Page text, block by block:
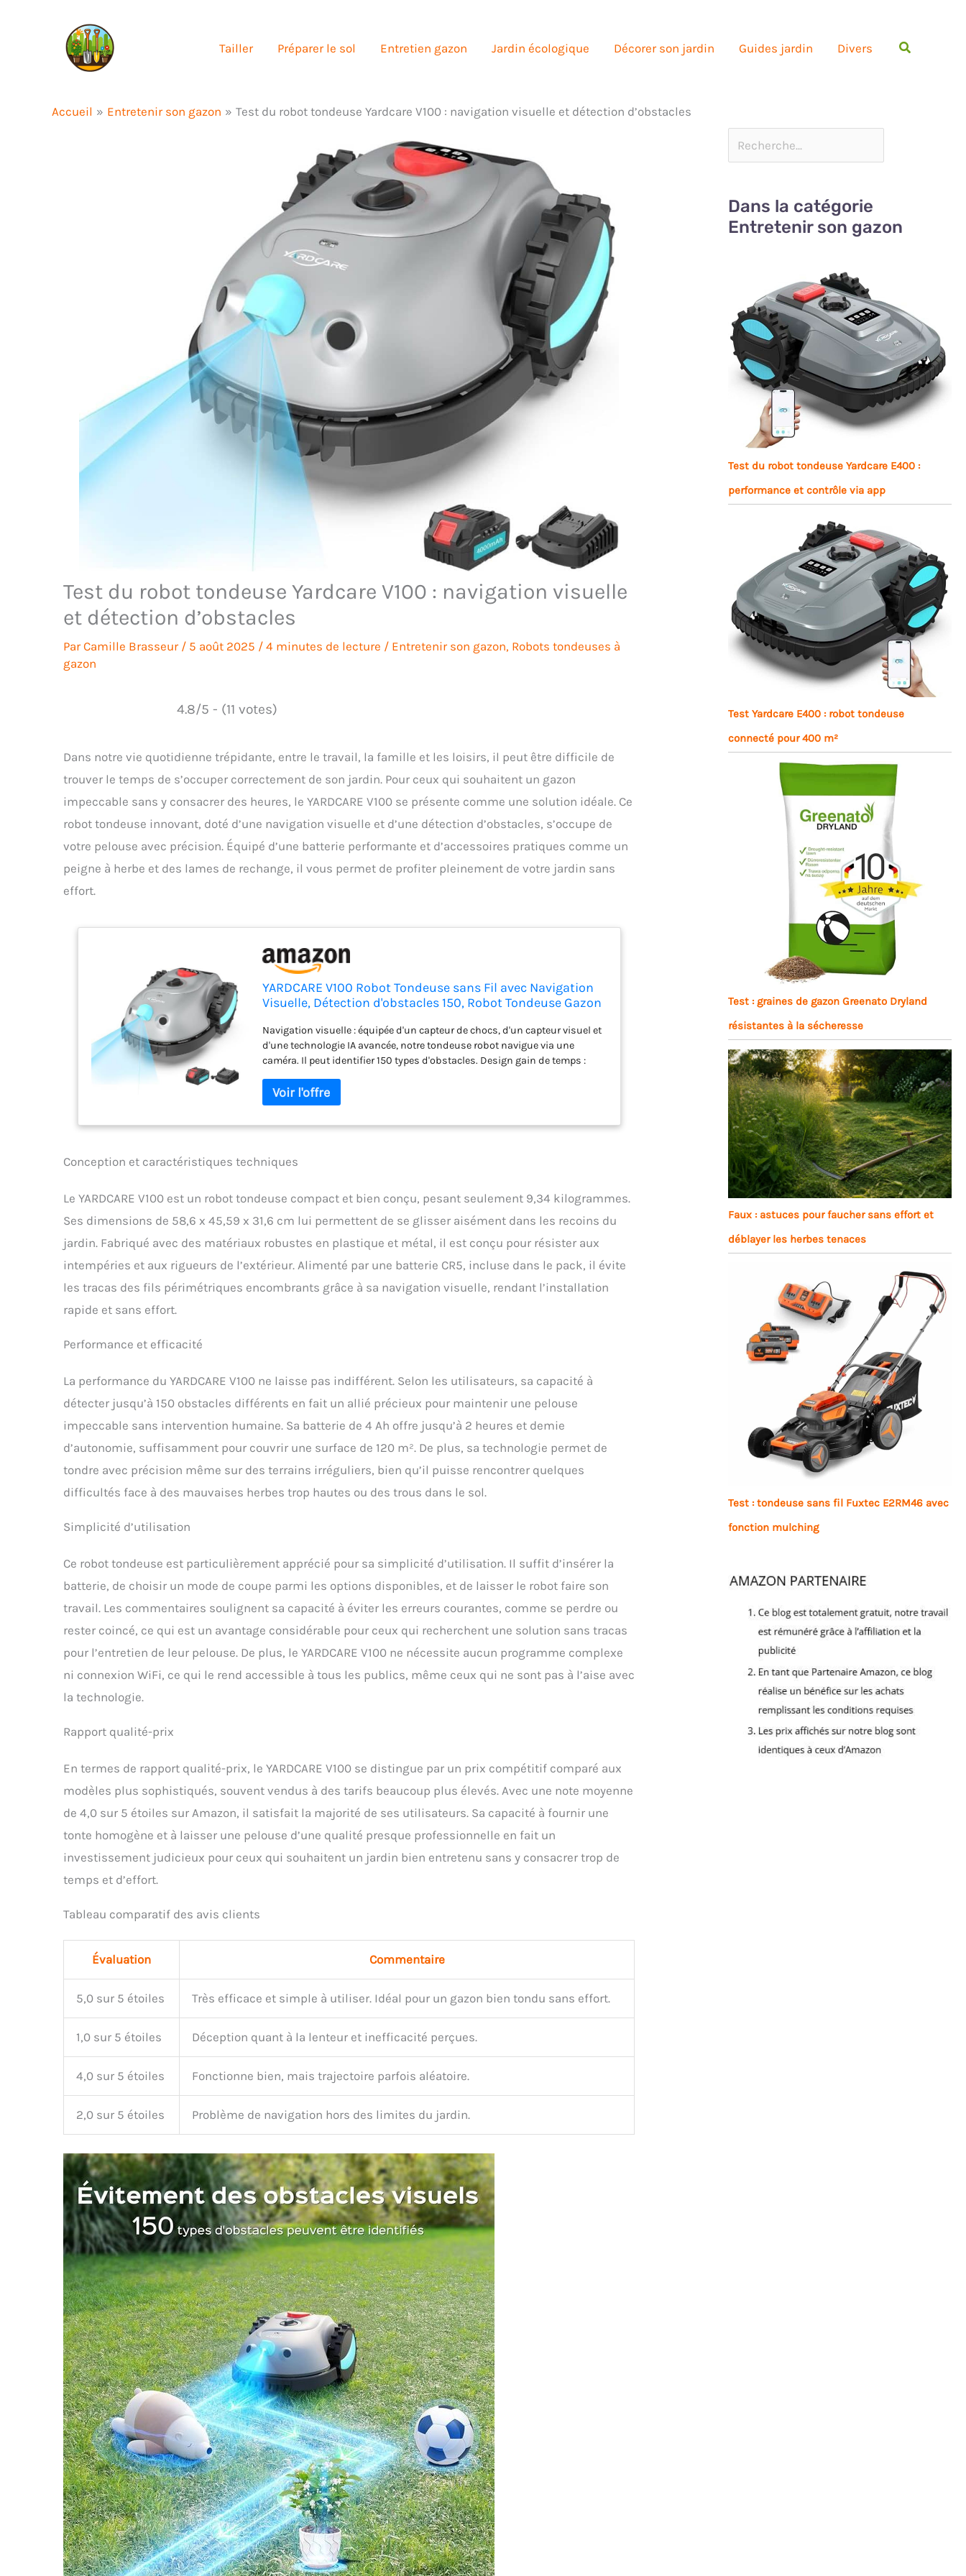
Tailler Préparer le sol Entretien gazon Jardin écologique Décorer son jardin Guides jardin Divers
Accueil Entretenir son gazon Test du robot tondeuse Yardcare V100 : navigation visuelle et détection d’obstacles
Test du robot tondeuse Yardcare V100 : navigation visuelle
et détection d’obstacles
ParCamille Brasseur / 5 août 2025 / 4 minutes de lecture / Entretenir son gazon, Robots tondeuses à
gazon
4.8/5 - (11 votes)
Dans notre vie quotidienne trépidante, entre le travail, la famille et les loisirs, il peut être difficile de
trouver le temps de s’occuper correctement de son jardin. Pour ceux qui souhaitent un gazon
impeccable sans y consacrer des heures, le YARDCARE V100 se présente comme une solution idéale. Ce
robot tondeuse innovant, doté d’une navigation visuelle et d’une détection d’obstacles, s’occupe de
votre pelouse avec précision. Équipé d’une batterie performante et d’accessoires pratiques comme un
peigne à herbe et des lames de rechange, il vous permet de profiter pleinement de votre jardin sans
effort.
YARDCARE V100 Robot Tondeuse sans Fil avec Navigation
Visuelle, Détection d'obstacles 150, Robot Tondeuse Gazon
Navigation visuelle : équipée d'un capteur de chocs, d'un capteur visuel et
d'une technologie IA avancée, notre tondeuse robot navigue via une
caméra. Il peut identifier 150 types d'obstacles. Design gain de temps :
délimitation. Les prises extérieures ne sont pas non plus nécessaires.
Remplacez simplement la batterie à temps (avec batterie de 4 Ah). Disque
Pour des hauteurs d'herbe supérieures à 65 mm, il est recommandé de la
que la tondeuse à gazon est soulevée, le capteur d'inclinaison arrête
vous pouvez rapidement arrêter la tondeuse robot en cas d'urgence.
Moteur sans balais : par rapport aux moteurs à balais, notre tondeuse
de vie plus longue et une durée de vie plus longue.
Conception et caractéristiques techniques
Le YARDCARE V100 est un robot tondeuse compact et bien conçu, pesant seulement 9,34 kilogrammes.
Ses dimensions de 58,6 x 45,59 x 31,6 cm lui permettent de se glisser aisément dans les recoins du
jardin. Fabriqué avec des matériaux robustes en plastique et métal, il est conçu pour résister aux
intempéries et aux rigueurs de l’extérieur. Alimenté par une batterie CR5, incluse dans le pack, il évite
les tracas des fils périmétriques encombrants grâce à sa navigation visuelle, rendant l’installation
rapide et sans effort.
Performance et efficacité
La performance du YARDCARE V100 ne laisse pas indifférent. Selon les utilisateurs, sa capacité à
détecter jusqu’à 150 obstacles différents en fait un allié précieux pour maintenir une pelouse
impeccable sans intervention humaine. Sa batterie de 4 Ah offre jusqu’à 2 heures et demie
d’autonomie, suffisamment pour couvrir une surface de 120 m². De plus, sa technologie permet de
tondre avec précision même sur des terrains irréguliers, bien qu’il puisse rencontrer quelques
difficultés face à des mauvaises herbes trop hautes ou des trous dans le sol.
Simplicité d’utilisation
Ce robot tondeuse est particulièrement apprécié pour sa simplicité d’utilisation. Il suffit d’insérer la
batterie, de choisir un mode de coupe parmi les options disponibles, et de laisser le robot faire son
travail. Les commentaires soulignent sa capacité à éviter les erreurs courantes, comme se perdre ou
rester coincé, ce qui est un avantage considérable pour ceux qui recherchent une solution sans tracas
pour l’entretien de leur pelouse. De plus, le YARDCARE V100 ne nécessite aucun programme complexe
ni connexion WiFi, ce qui le rend accessible à tous les publics, même ceux qui ne sont pas à l’aise avec
la technologie.
Rapport qualité-prix
En termes de rapport qualité-prix, le YARDCARE V100 se distingue par un prix compétitif comparé aux
modèles plus sophistiqués, souvent vendus à des tarifs beaucoup plus élevés. Avec une note moyenne
de 4,0 sur 5 étoiles sur Amazon, il satisfait la majorité de ses utilisateurs. Sa capacité à fournir une
tonte homogène et à laisser une pelouse d’une qualité presque professionnelle en fait un
investissement judicieux pour ceux qui souhaitent un jardin bien entretenu sans y consacrer trop de
temps et d’effort.
Tableau comparatif des avis clients
Évaluation Commentaire
5,0 sur 5 étoiles Très efficace et simple à utiliser. Idéal pour un gazon bien tondu sans effort.
1,0 sur 5 étoiles Déception quant à la lenteur et inefficacité perçues.
4,0 sur 5 étoiles Fonctionne bien, mais trajectoire parfois aléatoire.
2,0 sur 5 étoiles Problème de navigation hors des limites du jardin.
Dans la catégorie
Entretenir son gazon
Test du robot tondeuse Yardcare E400 :
performance et contrôle via app
Test Yardcare E400 : robot tondeuse
connecté pour 400 m²
Test : graines de gazon Greenato Dryland
résistantes à la sécheresse
Faux : astuces pour faucher sans effort et
déblayer les herbes tenaces
Test : tondeuse sans fil Fuxtec E2RM46 avec
fonction mulching